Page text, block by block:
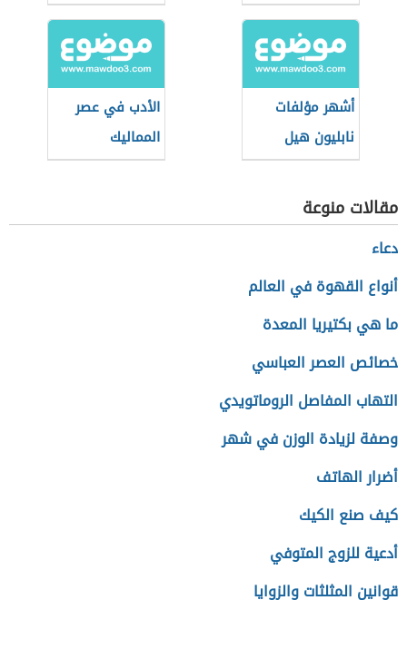
أشهر مؤلفات
نابليون هيل
الأدب في عصر
المماليك
مقالات منوعة
دعاء
أنواع القهوة في العالم
ما هي بكتيريا المعدة
خصائص العصر العباسي
التهاب المفاصل الروماتويدي
وصفة لزيادة الوزن في شهر
أضرار الهاتف
كيف صنع الكيك
أدعية للزوج المتوفي
قوانين المثلثات والزوايا